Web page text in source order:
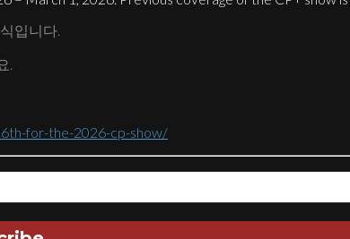
입니다.
.
for-the-2026-cp-show/